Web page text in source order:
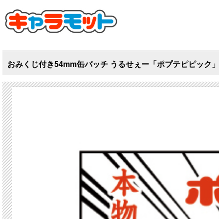
おみくじ付き54mm缶バッチ うるせぇー「ポプテピピック」